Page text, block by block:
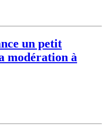
un petit
modération à